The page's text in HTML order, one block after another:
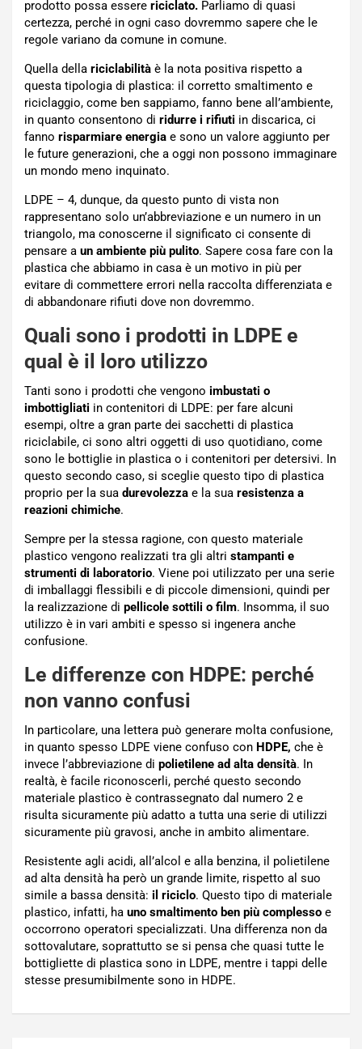
prodotto possa essere riciclato. Parliamo di quasi
certezza, perché in ogni caso dovremmo sapere che le
regole variano da comune in comune.
Quella della riciclabilità è la nota positiva rispetto a
questa tipologia di plastica: il corretto smaltimento e
riciclaggio, come ben sappiamo, fanno bene all’ambiente,
in quanto consentono di ridurre i rifiuti in discarica, ci
fanno risparmiare energia e sono un valore aggiunto per
le future generazioni, che a oggi non possono immaginare
un mondo meno inquinato.
LDPE – 4, dunque, da questo punto di vista non
rappresentano solo un’abbreviazione e un numero in un
triangolo, ma conoscerne il significato ci consente di
pensare a un ambiente più pulito. Sapere cosa fare con la
plastica che abbiamo in casa è un motivo in più per
evitare di commettere errori nella raccolta differenziata e
di abbandonare rifiuti dove non dovremmo.
Quali sono i prodotti in LDPE e
qual è il loro utilizzo
Tanti sono i prodotti che vengono imbustati o
imbottigliati in contenitori di LDPE: per fare alcuni
esempi, oltre a gran parte dei sacchetti di plastica
riciclabile, ci sono altri oggetti di uso quotidiano, come
sono le bottiglie in plastica o i contenitori per detersivi. In
questo secondo caso, si sceglie questo tipo di plastica
proprio per la sua durevolezza e la sua resistenza a
reazioni chimiche.
Sempre per la stessa ragione, con questo materiale
plastico vengono realizzati tra gli altri stampanti e
strumenti di laboratorio. Viene poi utilizzato per una serie
di imballaggi flessibili e di piccole dimensioni, quindi per
la realizzazione di pellicole sottili o film. Insomma, il suo
utilizzo è in vari ambiti e spesso si ingenera anche
confusione.
Le differenze con HDPE: perché
non vanno confusi
In particolare, una lettera può generare molta confusione,
in quanto spesso LDPE viene confuso con HDPE, che è
invece l’abbreviazione di polietilene ad alta densità. In
realtà, è facile riconoscerli, perché questo secondo
materiale plastico è contrassegnato dal numero 2 e
risulta sicuramente più adatto a tutta una serie di utilizzi
sicuramente più gravosi, anche in ambito alimentare.
Resistente agli acidi, all’alcol e alla benzina, il polietilene
ad alta densità ha però un grande limite, rispetto al suo
simile a bassa densità: il riciclo. Questo tipo di materiale
plastico, infatti, ha uno smaltimento ben più complesso e
occorrono operatori specializzati. Una differenza non da
sottovalutare, soprattutto se si pensa che quasi tutte le
bottigliette di plastica sono in LDPE, mentre i tappi delle
stesse presumibilmente sono in HDPE.